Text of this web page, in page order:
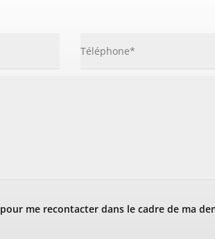
me recontacter dans le cadre de ma